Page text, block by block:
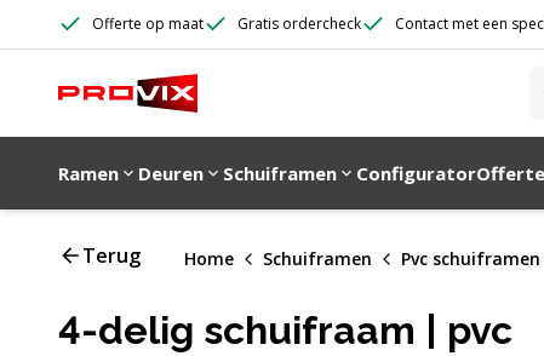
Doorgaan naar de inhoud
Offerte op maat Gratis ordercheck Contact met een
Ramen Deuren Schuiframen Configurator
Terug Home Schuiframen Pvc schuiframen
4-delig schuifraam | pvc